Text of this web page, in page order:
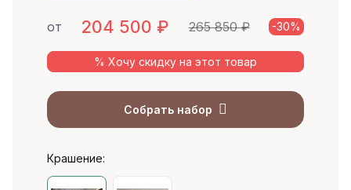
от 204 500 ₽ 265 850 ₽ -30%
% Хочу скидку на этот товар
Собрать набор
Крашение: